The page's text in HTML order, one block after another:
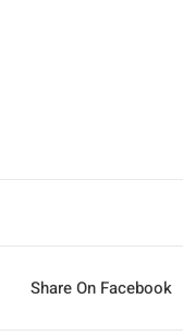
Share On Facebook